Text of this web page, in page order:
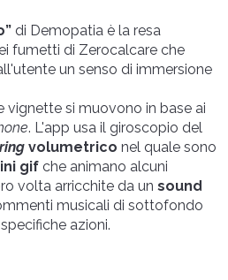
di Demopatia è la resa
fumetti di Zerocalcare che
un senso di immersione
vignette si muovono in base ai
. L'app usa il giroscopio del
volumetrico nel quale sono
gif che animano alcuni
volta arricchite da un sound
musicali di sottofondo
azioni.